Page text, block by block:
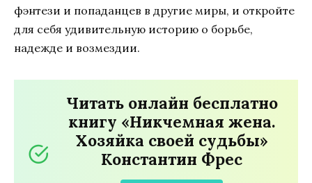
фэнтези и попаданцев в другие миры, и откройте
для себя удивительную историю о борьбе,
надежде и возмездии.
Читать онлайн бесплатно
книгу «Никчемная жена.
Хозяйка своей судьбы»
Константин Фрес